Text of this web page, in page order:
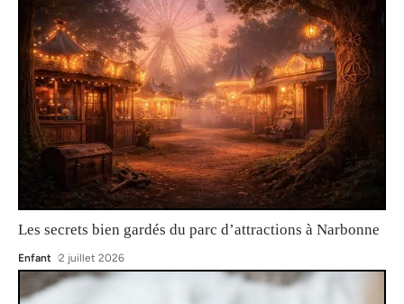
Les secrets bien gardés du parc d’attractions à Narbonne
Enfant 2 juillet 2026